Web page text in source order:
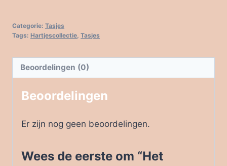
aantal
Categorie: Tasjes
Tags: Hartjescollectie Tasjes
Beoordelingen (0)
Beoordelingen
Er zijn nog geen beoordelingen.
Wees de eerste om “Het